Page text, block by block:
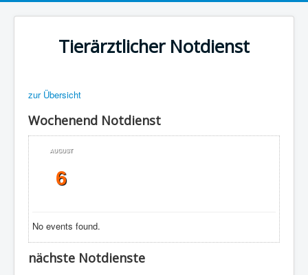
Tierärztlicher Notdienst
zur Übersicht
Wochenend Notdienst
AUGUST
6
No events found.
nächste Notdienste